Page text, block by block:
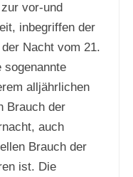
vor-und
inbegriffen der
Nacht vom 21.
sogenannte
alljährlichen
Brauch der
auch
Brauch der
ist. Die